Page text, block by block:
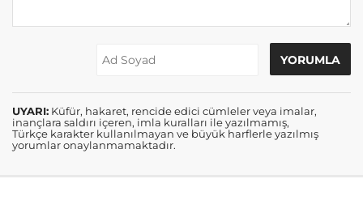
UYARI: Küfür, hakaret, rencide edici cümleler veya imalar,
inançlara saldırı içeren, imla kuralları ile yazılmamış,
Türkçe karakter kullanılmayan ve büyük harflerle yazılmış
yorumlar onaylanmamaktadır.